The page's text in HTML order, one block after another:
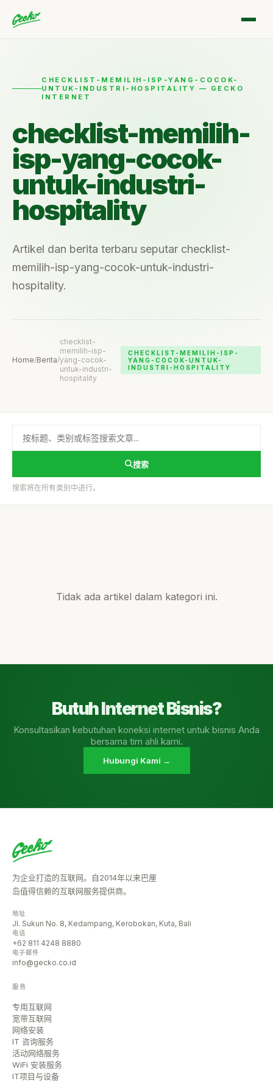
CHECKLIST-MEMILIH-ISP-YANG-COCOK-
UNTUK-INDUSTRI-HOSPITALITY — GECKO
INTERNET
checklist-memilih-
isp-yang-cocok-
untuk-industri-
hospitality
Artikel dan berita terbaru seputar checklist-
memilih-isp-yang-cocok-untuk-industri-
hospitality.
Home/Berita/
checklist-
memilih-isp-
yang-cocok-
untuk-industri-
hospitality
CHECKLIST-MEMILIH-ISP-
YANG-COCOK-UNTUK-
INDUSTRI-HOSPITALITY
搜索
搜索将在所有类别中进行。
Tidak ada artikel dalam kategori ini.
Butuh Internet Bisnis?
Konsultasikan kebutuhan koneksi internet untuk bisnis Anda
bersama tim ahli kami.
Hubungi Kami →
为企业打造的互联网。自2014年以来巴厘
岛值得信赖的互联网服务提供商。
地址
Jl. Sukun No. 8, Kedampang, Kerobokan, Kuta, Bali
电话
+62 811 4248 8880
电子邮件
info@gecko.co.id
服务
专用互联网
宽带互联网
网络安装
IT 咨询服务
活动网络服务
WiFi 安装服务
IT项目与设备